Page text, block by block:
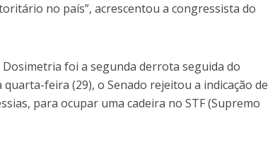
no país”, acrescentou a congressista do
foi a segunda derrota seguida do
feira (29), o Senado rejeitou a indicação de
para ocupar uma cadeira no STF (Supremo